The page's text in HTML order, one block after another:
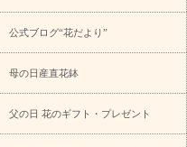
特急便 お祝い商品一覧
い・快気祝い
いフラワー
お悔やみの花
四十九日法要以
公式ブログ“花だより”
母の日産直花鉢
父の日 花のギフト・プレゼント